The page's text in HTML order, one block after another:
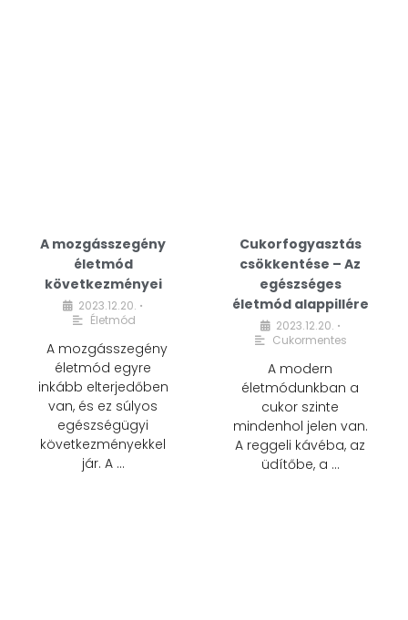
A mozgásszegény
életmód
következményei
2023.12.20. •
Életmód
A mozgásszegény
életmód egyre
inkább elterjedőben
van, és ez súlyos
egészségügyi
következményekkel
jár. A …
Cukorfogyasztás
csökkentése – Az
egészséges
életmód alappillére
2023.12.20. •
Cukormentes
A modern
életmódunkban a
cukor szinte
mindenhol jelen van.
A reggeli kávéba, az
üdítőbe, a …